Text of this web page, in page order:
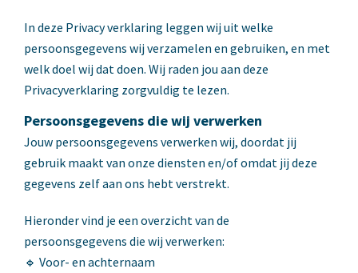
In deze Privacy verklaring leggen wij uit welke
persoonsgegevens wij verzamelen en gebruiken, en met
welk doel wij dat doen. Wij raden jou aan deze
Privacyverklaring zorgvuldig te lezen.
Persoonsgegevens die wij verwerken
Jouw persoonsgegevens verwerken wij, doordat jij
gebruik maakt van onze diensten en/of omdat jij deze
gegevens zelf aan ons hebt verstrekt.
Hieronder vind je een overzicht van de
persoonsgegevens die wij verwerken:
🔹 Voor- en achternaam